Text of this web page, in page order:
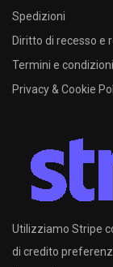
Spedizioni
Diritto di recesso e
Termini e condizioni
Privacy & Cookie
Utilizziamo Stripe
di credito